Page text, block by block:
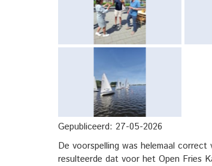
Gepubliceerd: 27-05-2026
De voorspelling was helemaal
resulteerde dat voor het Open Fries